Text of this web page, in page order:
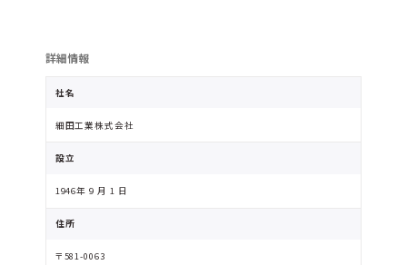
詳細情報
社名
細田工業株式会社
設立
1946年 9 月 1 日
住所
〒581-0063